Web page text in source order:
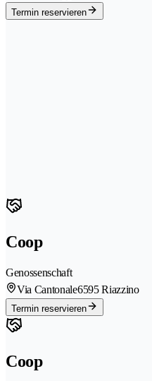
Termin reservieren
Coop
Genossenschaft
Via Cantonale6595 Riazzino
Termin reservieren
Coop